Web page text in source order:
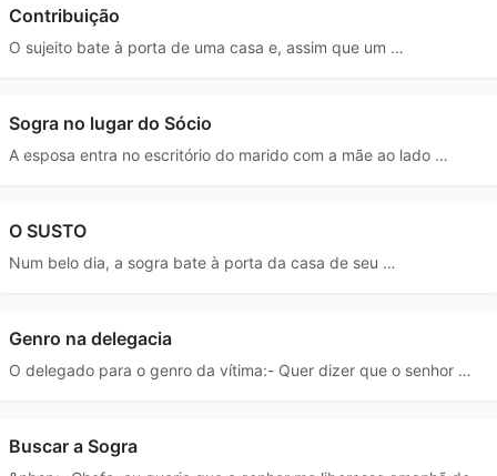
Contribuição
O sujeito bate à porta de uma casa e, assim que um …
Sogra no lugar do Sócio
A esposa entra no escritório do marido com a mãe ao lado …
O SUSTO
Num belo dia, a sogra bate à porta da casa de seu …
Genro na delegacia
O delegado para o genro da vítima:- Quer dizer que o senhor …
Buscar a Sogra